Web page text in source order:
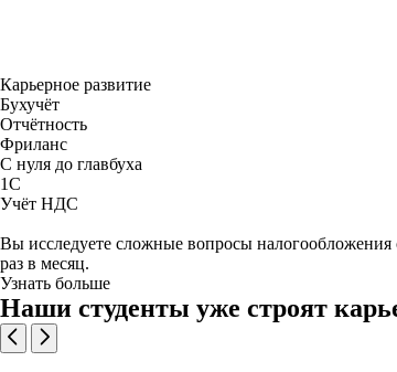
Карьерное развитие
Бухучёт
Отчётность
Фриланс
С нуля до главбуха
1С
Учёт НДС
Вы исследуете сложные вопросы налогообложения
раз в месяц.
Узнать больше
Наши студенты уже строят